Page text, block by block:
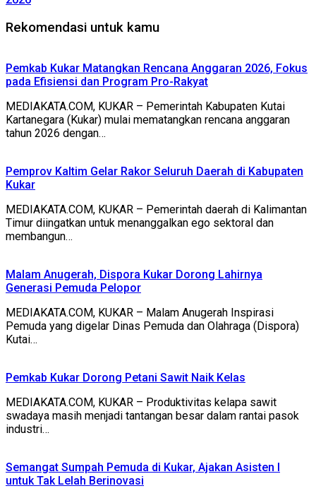
Rekomendasi untuk kamu
Pemkab Kukar Matangkan Rencana Anggaran 2026, Fokus
pada Efisiensi dan Program Pro-Rakyat
MEDIAKATA.COM, KUKAR – Pemerintah Kabupaten Kutai
Kartanegara (Kukar) mulai mematangkan rencana anggaran
tahun 2026 dengan…
Pemprov Kaltim Gelar Rakor Seluruh Daerah di Kabupaten
Kukar
MEDIAKATA.COM, KUKAR – Pemerintah daerah di Kalimantan
Timur diingatkan untuk menanggalkan ego sektoral dan
membangun…
Malam Anugerah, Dispora Kukar Dorong Lahirnya
Generasi Pemuda Pelopor
MEDIAKATA.COM, KUKAR – Malam Anugerah Inspirasi
Pemuda yang digelar Dinas Pemuda dan Olahraga (Dispora)
Kutai…
Pemkab Kukar Dorong Petani Sawit Naik Kelas
MEDIAKATA.COM, KUKAR – Produktivitas kelapa sawit
swadaya masih menjadi tantangan besar dalam rantai pasok
industri…
Semangat Sumpah Pemuda di Kukar, Ajakan Asisten I
untuk Tak Lelah Berinovasi